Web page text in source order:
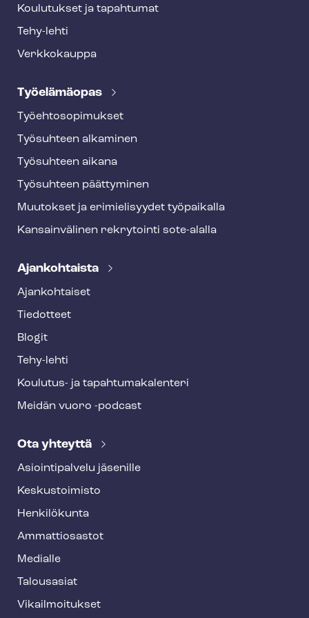
Koulutukset ja tapahtumat
Tehy-lehti
Verkkokauppa
Työelämäopas
Työ­eh­to­so­pi­muk­set
Työsuhteen alkaminen
Työsuhteen aikana
Työsuhteen päättyminen
Muutokset ja erimielisyydet työpaikalla
Kansainvälinen rekrytointi sote-alalla
Ajankohtaista
Ajankohtaiset
Tiedotteet
Blogit
Tehy-lehti
Koulutus- ja ta­pah­tu­ma­ka­len­te­ri
Meidän vuoro -podcast
Ota yhteyttä
Asioin­ti­pal­ve­lu jäsenille
Keskustoimisto
Henkilökunta
Ammattiosastot
Medialle
Talousasiat
Vi­kail­moi­tuk­set